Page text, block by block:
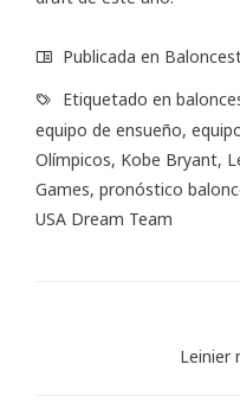
Publicada en
Etiquetado en
equipo de ensueño,
Olímpicos, Kobe Bryant,
Games, pronóstico
USA Dream Team
Leinier